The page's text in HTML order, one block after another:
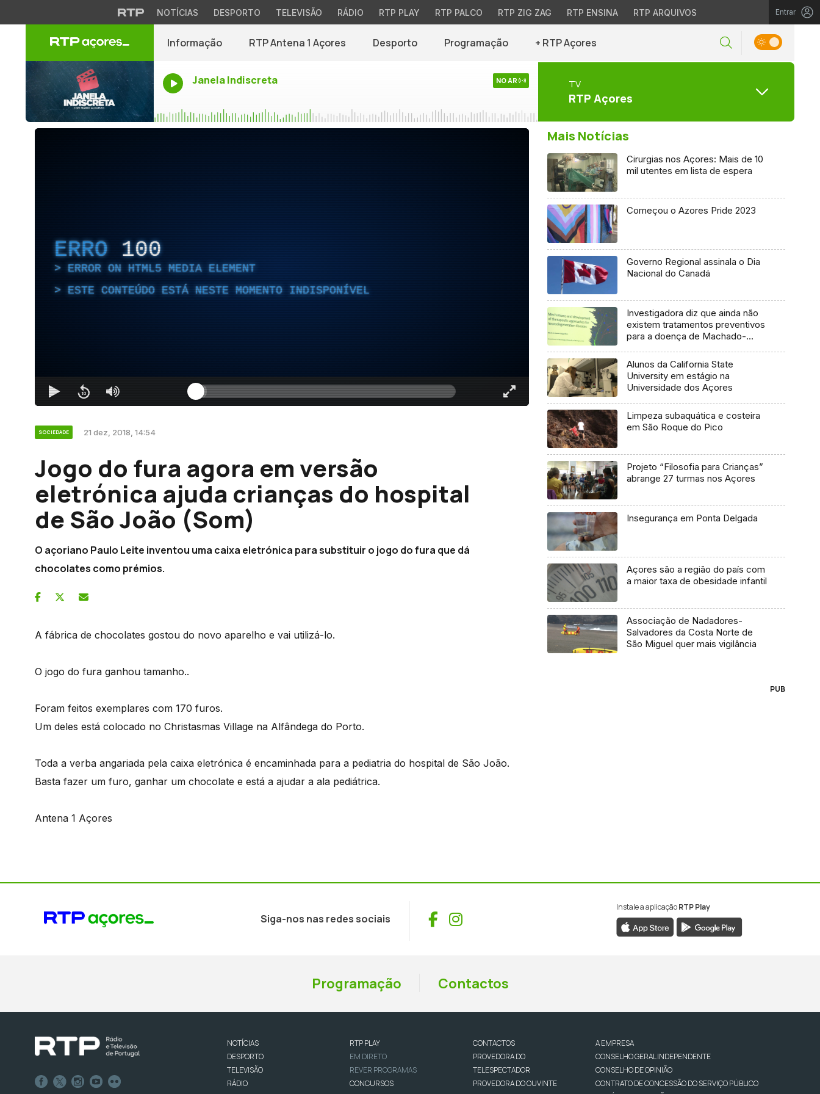
NOTÍCIAS DESPORTO TELEVISÃO RÁDIO RTP PLAY RTP PALCO RTP ZIG ZAG RTP ENSINA RTP ARQUIVOS Entrar
Informação RTP Antena 1 Açores Desporto Programação + RTP Açores
Janela Indiscreta NO AR TV
RTP Açores
ERRO 100
ERROR ON HTML5 MEDIA ELEMENT
ESTE CONTEÚDO ESTÁ NESTE MOMENTO INDISPONÍVEL
SOCIEDADE 21 dez, 2018, 14:54
Jogo do fura agora em versão
eletrónica ajuda crianças do hospital
de São João (Som)
O açoriano Paulo Leite inventou uma caixa eletrónica para substituir o jogo do fura que dá
chocolates como prémios.
A fábrica de chocolates gostou do novo aparelho e vai utilizá-lo.
O jogo do fura ganhou tamanho..
Foram feitos exemplares com 170 furos.
Um deles está colocado no Christasmas Village na Alfândega do Porto.
Toda a verba angariada pela caixa eletrónica é encaminhada para a pediatria do hospital de São João.
Basta fazer um furo, ganhar um chocolate e está a ajudar a ala pediátrica.
Antena 1 Açores
Mais Notícias
Cirurgias nos Açores: Mais de 10
mil utentes em lista de espera
Começou o Azores Pride 2023
Governo Regional assinala o Dia
Nacional do Canadá
Investigadora diz que ainda não
existem tratamentos preventivos
para a doença de Machado-
Alunos da California State
University em estágio na
Universidade dos Açores
Limpeza subaquática e costeira
em São Roque do Pico
Projeto “Filosofia para Crianças”
abrange 27 turmas nos Açores
Insegurança em Ponta Delgada
Açores são a região do país com
a maior taxa de obesidade infantil
Associação de Nadadores-
Salvadores da Costa Norte de
São Miguel quer mais vigilância
PUB
Siga-nos nas redes sociais Facebook
Instagram
Instale a aplicaçãoRTP Play
Programação Contactos
NOTÍCIAS
DESPORTO
TELEVISÃO
RÁDIO
RTP PLAY
EM DIRETO
REVER PROGRAMAS
CONCURSOS
CONTACTOS
PROVEDORA DO
TELESPECTADOR
PROVEDORA DO OUVINTE
A EMPRESA
CONSELHO GERAL INDEPENDENTE
CONSELHO DE OPINIÃO
CONTRATO DE CONCESSÃO DO SERVIÇO PÚBLICO